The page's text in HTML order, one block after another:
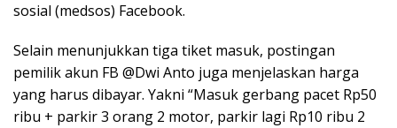
sosial (medsos) Facebook.
Selain menunjukkan tiga tiket masuk, postingan
pemilik akun FB @Dwi Anto juga menjelaskan harga
yang harus dibayar. Yakni “Masuk gerbang pacet Rp50
ribu + parkir 3 orang 2 motor, parkir lagi Rp10 ribu 2